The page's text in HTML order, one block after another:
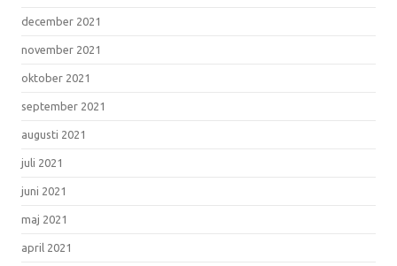
december 2021
november 2021
oktober 2021
september 2021
augusti 2021
juli 2021
juni 2021
maj 2021
april 2021